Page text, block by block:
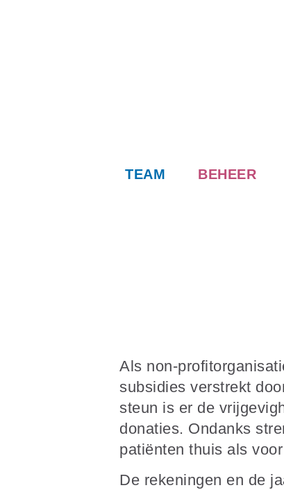
TEAM BEHEER
Als non-
subsidies verstrekt
steun is er de
donaties. Ondanks
patiënten thuis als
De rekeningen en de